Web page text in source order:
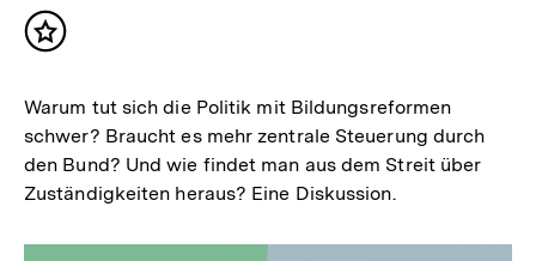
Inhalt
Warum tut sich die Politik mit Bildungsreformen
schwer? Braucht es mehr zentrale Steuerung durch
den Bund? Und wie findet man aus dem Streit über
Zuständigkeiten heraus? Eine Diskussion.